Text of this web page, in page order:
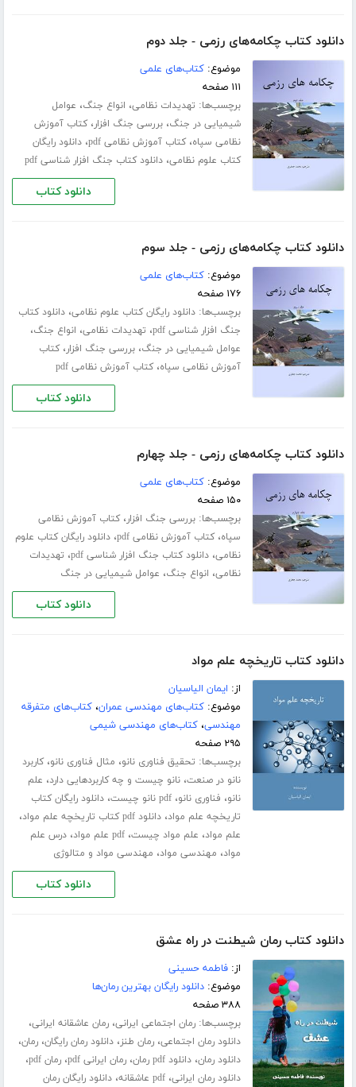
دانلود کتاب چکامه‌های رزمی - جلد دوم
موضوع:کتاب‌های علمی
۱۱۱ صفحه
برچسب‌ها: تهدیدات نظامی، انواع جنگ، عوامل
شیمیایی در جنگ،بررسی جنگ افزار،کتاب آموزش
نظامی سپاه،کتاب آموزش نظامی pdf ،دانلود رایگان
کتاب علوم نظامی،دانلود کتاب جنگ افزار شناسی pdf
دانلود کتاب
دانلود کتاب چکامه‌های رزمی - جلد سوم
موضوع:کتاب‌های علمی
۱۷۶ صفحه
برچسب‌ها:دانلود رایگان کتاب علوم نظامی،دانلود کتاب
جنگ افزار شناسی pdf
، تهدیدات نظامی، انواع جنگ،
عوامل شیمیایی در جنگ،بررسی جنگ افزار،کتاب
آموزش نظامی سپاه،کتاب آموزش نظامی pdf
دانلود کتاب
دانلود کتاب چکامه‌های رزمی - جلد چهارم
موضوع:کتاب‌های علمی
۱۵۰ صفحه
برچسب‌ها:بررسی جنگ افزار،کتاب آموزش نظامی
سپاه،کتاب آموزش نظامی pdf ،دانلود رایگان کتاب علوم
نظامی،دانلود کتاب جنگ افزار شناسی pdf ، تهدیدات
نظامی، انواع جنگ، عوامل شیمیایی در جنگ
دانلود کتاب
دانلود کتاب تاریخچه علم مواد
از: ایمان الیاسیان
موضوع:کتاب‌های مهندسی عمران،کتاب‌های متفرقه
مهندسی،کتاب‌های مهندسی شیمی
۲۹۵ صفحه
برچسب‌ها: تحقیق فناوری نانو، مثال فناوری نانو،کاربرد
نانو در صنعت،نانو چیست و چه کاربردهایی دارد، علم
نانو، فناوری نانو،pdf نانو چیست ،دانلود رایگان کتاب
تاریخچه علم مواد،دانلود pdf کتاب تاریخچه علم مواد ،
علم مواد، علم مواد چیست،pdf علم مواد ،درس علم
مواد، مهندسی مواد، مهندسی مواد و متالوژی
دانلود کتاب
دانلود کتاب رمان شیطنت در راه عشق
از:فاطمه حسینی
موضوع:دانلود رایگان بهترین رمان‌ها
۳۸۸ صفحه
برچسب‌ها:رمان اجتماعی ایرانی،رمان عاشقانه ایرانی،
دانلود رمان اجتماعی،رمان طنز،دانلود رمان رایگان،رمان،
دانلود رمان،دانلود pdf رمان ،رمان ایرانی pdf ،رمان pdf ،
دانلود رمان ایرانی،pdf عاشقانه ،دانلود رایگان رمان